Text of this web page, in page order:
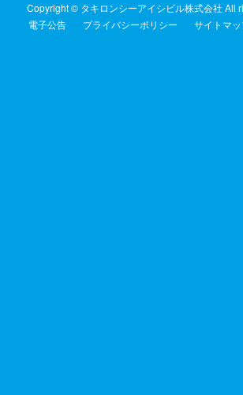
Copyright © タキロンシーアイシビル株式会社 All
電子公告
プライバシーポリシー サイトマ